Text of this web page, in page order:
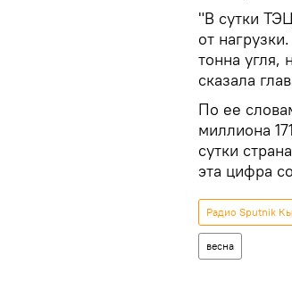
"В сутки
от
тонна угля,
сказала
По ее
миллиона
сутки
эта цифра
Радио Sputnik
весна